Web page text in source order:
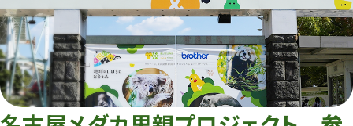
総合案内
動物園 植物園
再生プラン
東山動植物園
への支援